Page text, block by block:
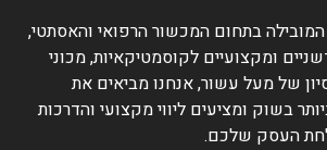
בתחום המכשור הרפואי והאסתטי,
ומקצועיים לקוסמטיקאיות, מכוני
של מעל עשור, אנחנו מביאים את
בשוק ומציעים ליווי מקצועי והדרכות
העסק שלכם.